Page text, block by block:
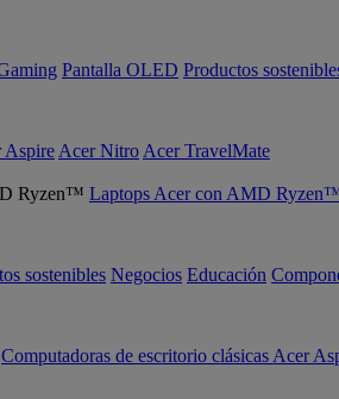
Pantalla OLED Productos
Aspire Acer Nitro Acer TravelMate
Laptops Acer con AMD
sostenibles Negocios Educación
Computadoras de escritorio clásicas Acer